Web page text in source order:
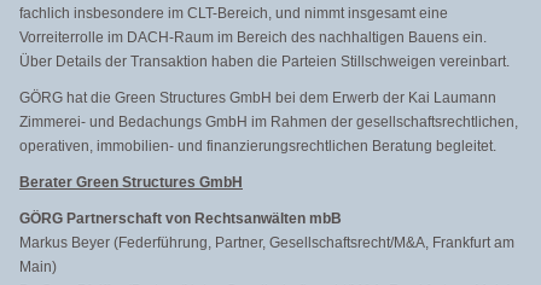
fachlich insbesondere im CLT-Bereich, und nimmt insgesamt eine
Vorreiterrolle im DACH-Raum im Bereich des nachhaltigen Bauens ein.
Über Details der Transaktion haben die Parteien Stillschweigen vereinbart.
GÖRG hat die Green Structures GmbH bei dem Erwerb der Kai Laumann
Zimmerei- und Bedachungs GmbH im Rahmen der gesellschaftsrechtlichen,
operativen, immobilien- und finanzierungsrechtlichen Beratung begleitet.
Berater Green Structures GmbH
GÖRG Partnerschaft von Rechtsanwälten mbB
Markus Beyer (Federführung, Partner, Gesellschaftsrecht/M&A, Frankfurt am
Main)